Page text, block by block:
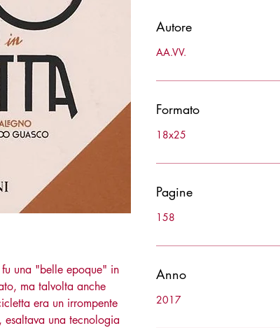
una "belle epoque" in
ma talvolta anche
era un irrompente
una tecnologia
Autore
AA.VV.
Formato
18x25
Pagine
158
Anno
2017